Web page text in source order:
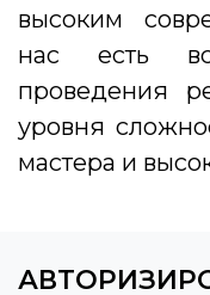
высоким
нас есть
проведения
уровня
мастера и